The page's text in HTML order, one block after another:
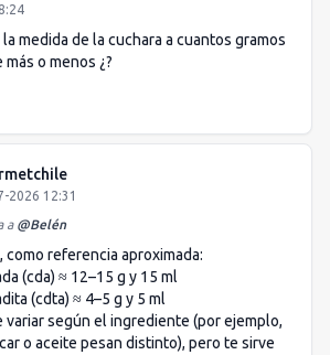
medida de la cuchara a cuantos gramos
o menos ¿?
2026 12:31
a @Belén
como referencia aproximada:
(cda) ≈ 12–15 g y 15 ml
(cdta) ≈ 4–5 g y 5 ml
variar según el ingrediente (por ejemplo,
o aceite pesan distinto), pero te sirve